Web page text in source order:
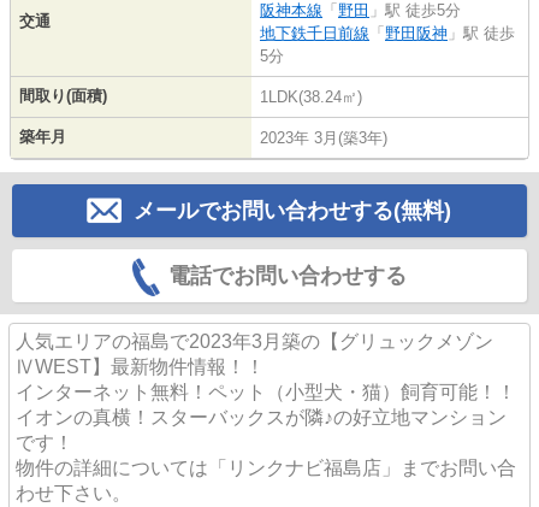
交通
阪神本線 「 野田 」駅 徒歩5分
地下鉄千日前線 「 野田阪神 」駅 徒歩
5分
間取り(面積) 1LDK(38.24㎡)
築年月 2023年 3月(築3年)
メールでお問い合わせする(無料)
電話でお問い合わせする
人気エリアの福島で2023年3月築の【グリュックメゾン
ⅣWEST】最新物件情報！！
インターネット無料！ペット（小型犬・猫）飼育可能！！
イオンの真横！スターバックスが隣♪の好立地マンション
です！
物件の詳細については「リンクナビ福島店」までお問い合
わせ下さい。